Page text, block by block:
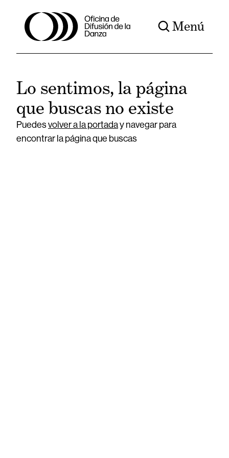
Menú
Lo sentimos, la página
que buscas no existe
Puedesvolver a la portaday navegar para
encontrar la página que buscas